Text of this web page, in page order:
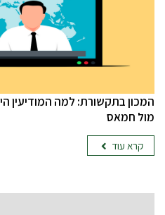
המכון בתקשורת: למה המודיעין
מול חמאס
קרא עוד